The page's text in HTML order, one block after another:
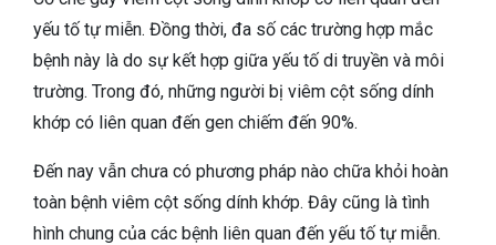
yếu tố tự miễn. Đồng thời, đa số các trường hợp mắc
bệnh này là do sự kết hợp giữa yếu tố di truyền và môi
trường. Trong đó, những người bị viêm cột sống dính
khớp có liên quan đến gen chiếm đến 90%.
Đến nay vẫn chưa có phương pháp nào chữa khỏi hoàn
toàn bệnh viêm cột sống dính khớp. Đây cũng là tình
hình chung của các bệnh liên quan đến yếu tố tự miễn.